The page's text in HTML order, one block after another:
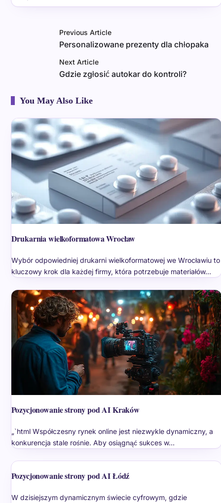
Previous Article
Personalizowane prezenty dla chłopaka
Next Article
Gdzie zgłosić autokar do kontroli?
You May Also Like
Drukarnia wielkoformatowa Wrocław
Wybór odpowiedniej drukarni wielkoformatowej we Wrocławiu to
kluczowy krok dla każdej firmy, która potrzebuje materiałów…
Pozycjonowanie strony pod AI Kraków
„`html Współczesny rynek online jest niezwykle dynamiczny, a
konkurencja stale rośnie. Aby osiągnąć sukces w…
Pozycjonowanie strony pod AI Łódź
W dzisiejszym dynamicznym świecie cyfrowym, gdzie